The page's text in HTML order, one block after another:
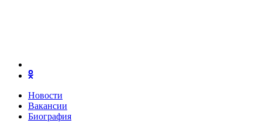
Новости
Вакансии
Биография